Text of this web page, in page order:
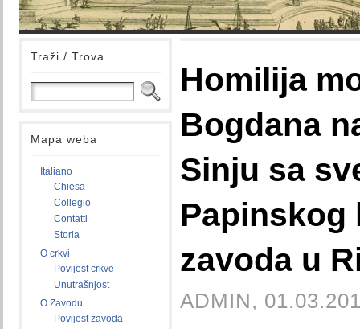
Traži / Trova
Mapa weba
Italiano
Chiesa
Collegio
Contatti
Storia
O crkvi
Povijest crkve
Unutrašnjost
O Zavodu
Povijest zavoda
Homilija
Bogdana
Sinju sa
Papinskog
zavoda u
ADMIN,